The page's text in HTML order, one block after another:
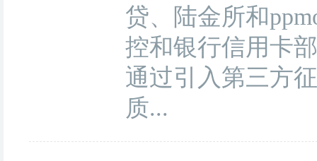
贷、陆金所和
控和银行信用卡
通过引入第三方
质...